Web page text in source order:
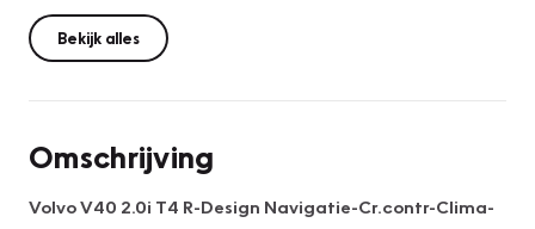
Bekijk alles
Omschrijving
Volvo V40 2.0i T4 R-Design Navigatie-Cr.contr-Clima-